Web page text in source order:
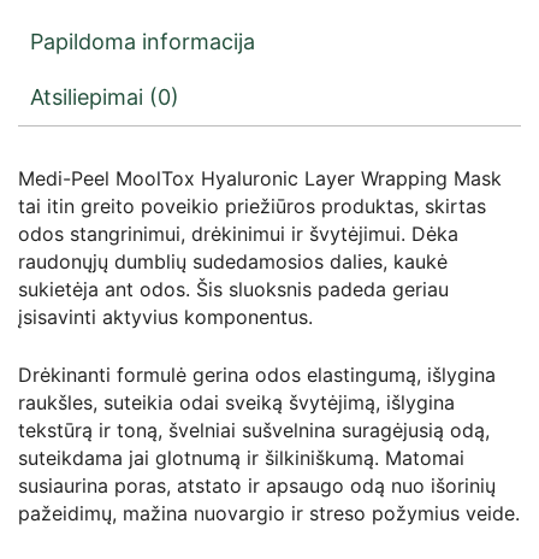
Papildoma informacija
Atsiliepimai (0)
Medi-Peel MoolTox Hyaluronic Layer Wrapping Mask
tai itin greito poveikio priežiūros produktas, skirtas
odos stangrinimui, drėkinimui ir švytėjimui. Dėka
raudonųjų dumblių sudedamosios dalies, kaukė
sukietėja ant odos. Šis sluoksnis padeda geriau
įsisavinti aktyvius komponentus.
Drėkinanti formulė gerina odos elastingumą, išlygina
raukšles, suteikia odai sveiką švytėjimą, išlygina
tekstūrą ir toną, švelniai sušvelnina suragėjusią odą,
suteikdama jai glotnumą ir šilkiniškumą. Matomai
susiaurina poras, atstato ir apsaugo odą nuo išorinių
pažeidimų, mažina nuovargio ir streso požymius veide.